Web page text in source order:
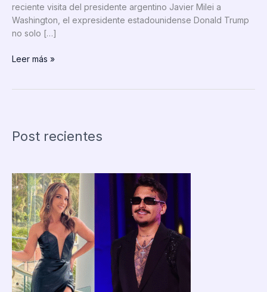
reciente visita del presidente argentino Javier Milei a
Washington, el expresidente estadounidense Donald Trump
no solo […]
Trump
pierde,
generosos”
durante
encuentro
en
la
Casa
Blanca
Leer más »
Post recientes